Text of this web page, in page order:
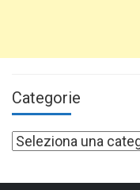
Categorie
Categorie